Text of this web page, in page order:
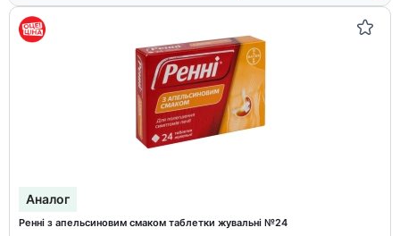
Аналог
Ренні з апельсиновим смаком таблетки жувальні №24